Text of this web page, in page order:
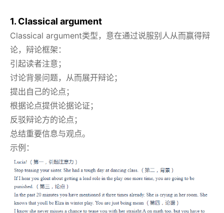
1. Classical argument
Classical argument类型，意在通过说服别人从而赢得辩
论，辩论框架：
引起读者注意；
讨论背景问题，从而展开辩论；
提出自己的论点；
根据论点提供论据论证；
反驳辩论方的论点；
总结重要信息与观点。
示例：